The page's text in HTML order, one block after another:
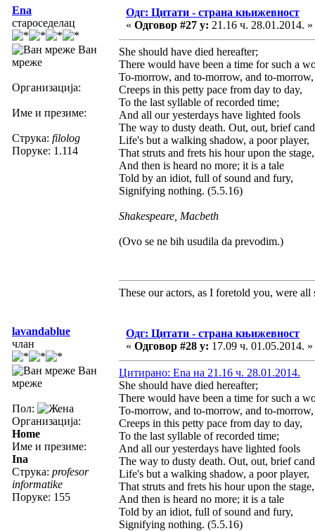
Ena
староседелац
Ван
мреже
Организација:
Име и презиме:
Струка: filolog
Поруке: 1.114
Одг: Цитати - страна књижевност
« Одговор #27 у: 21.16 ч. 28.01.2014. »
She should have died hereafter;
There would have been a time for such a
To-morrow, and to-morrow, and to-morrow,
Creeps in this petty pace from day to day,
To the last syllable of recorded time;
And all our yesterdays have lighted fools
The way to dusty death. Out, out, brief
Life's but a walking shadow, a poor player,
That struts and frets his hour upon the stage,
And then is heard no more; it is a tale
Told by an idiot, full of sound and fury,
Signifying nothing. (5.5.16)
Shakespeare, Macbeth
(Ovo se ne bih usudila da prevodim.)
These our actors, as I foretold you, were
lavandablue
члан
Ван
мреже
Пол:
Организација:
Home
Име и презиме:
Ina
Струка: profesor
informatike
Поруке: 155
Одг: Цитати - страна књижевност
« Одговор #28 у: 17.09 ч. 01.05.2014. »
Цитирано: Ena на 21.16 ч. 28.01.2014.
She should have died hereafter;
There would have been a time for such a
To-morrow, and to-morrow, and to-morrow,
Creeps in this petty pace from day to day,
To the last syllable of recorded time;
And all our yesterdays have lighted fools
The way to dusty death. Out, out, brief
Life's but a walking shadow, a poor player,
That struts and frets his hour upon the stage,
And then is heard no more; it is a tale
Told by an idiot, full of sound and fury,
Signifying nothing. (5.5.16)